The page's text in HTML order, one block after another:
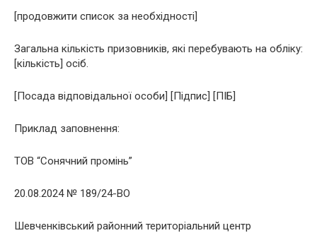
[продовжити список за необхідності]
Загальна кількість призовників, які перебувають на обліку:
[кількість] осіб.
[Посада відповідальної особи] [Підпис] [ПІБ]
Приклад заповнення:
ТОВ “Сонячний промінь”
20.08.2024 № 189/24-ВО
Шевченківський районний територіальний центр